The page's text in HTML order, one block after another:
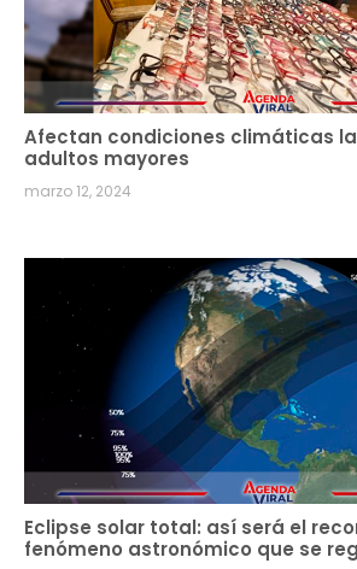
Afectan condiciones climáticas
adultos mayores
marzo 12, 2024
Eclipse solar total: así será el
fenómeno astronómico que se